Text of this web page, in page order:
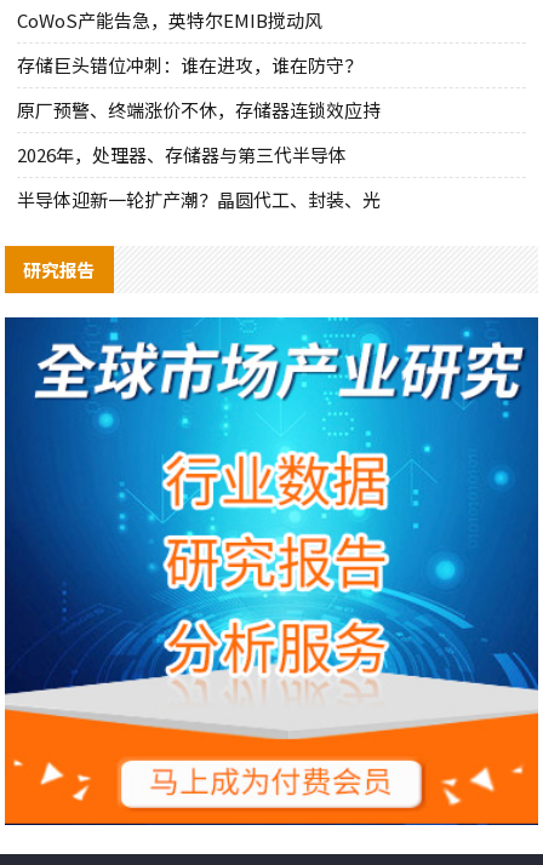
CoWoS产能告急，英特尔EMIB搅动风
存储巨头错位冲刺：谁在进攻，谁在防守？
原厂预警、终端涨价不休，存储器连锁效应持
2026年，处理器、存储器与第三代半导体
半导体迎新一轮扩产潮？晶圆代工、封装、光
研究报告